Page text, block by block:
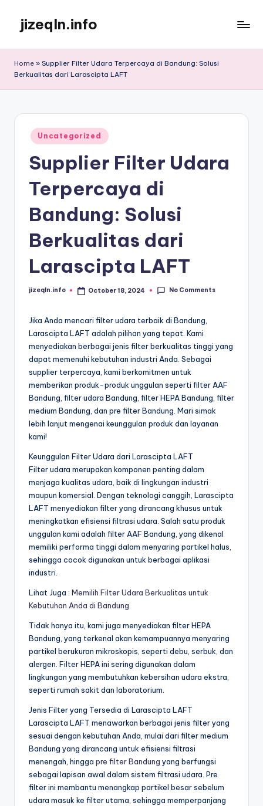
content
jizeqln.info
Untuk
Home » Supplier Filter Udara Terpercaya di Bandung: Solusi
Berkualitas dari Larascipta LAFT
Posted
in
Uncategorized
Supplier Filter Udara
Terpercaya di
Bandung: Solusi
Berkualitas dari
Larascipta LAFT
Posted
jizeqln.info October 18, 2024 No Comments
Jika Anda mencari filter udara terbaik di Bandung,
Larascipta LAFT adalah pilihan yang tepat. Kami
menyediakan berbagai jenis filter berkualitas tinggi yang
dapat memenuhi kebutuhan industri Anda. Sebagai
supplier terpercaya, kami berkomitmen untuk
memberikan produk-produk unggulan seperti filter AAF
Bandung, filter udara Bandung, filter HEPA Bandung, filter
medium Bandung, dan pre filter Bandung. Mari simak
lebih lanjut mengenai keunggulan produk dan layanan
kami!
Keunggulan Filter Udara dari Larascipta LAFT
Filter udara merupakan komponen penting dalam
menjaga kualitas udara, baik di lingkungan industri
maupun komersial. Dengan teknologi canggih, Larascipta
LAFT menyediakan filter yang dirancang khusus untuk
meningkatkan efisiensi filtrasi udara. Salah satu produk
unggulan kami adalah filter AAF Bandung, yang dikenal
memiliki performa tinggi dalam menyaring partikel halus,
sehingga cocok digunakan untuk berbagai aplikasi
industri.
Lihat Juga : Memilih Filter Udara Berkualitas untuk
Kebutuhan Anda di Bandung
Tidak hanya itu, kami juga menyediakan filter HEPA
Bandung, yang terkenal akan kemampuannya menyaring
partikel berukuran mikroskopis, seperti debu, serbuk, dan
alergen. Filter HEPA ini sering digunakan dalam
lingkungan yang membutuhkan kebersihan udara ekstra,
seperti rumah sakit dan laboratorium.
Jenis Filter yang Tersedia di Larascipta LAFT
Larascipta LAFT menawarkan berbagai jenis filter yang
sesuai dengan kebutuhan Anda, mulai dari filter medium
Bandung yang dirancang untuk efisiensi filtrasi
menengah, hingga pre filter Bandung yang berfungsi
sebagai lapisan awal dalam sistem filtrasi udara. Pre
filter ini membantu menangkap partikel besar sebelum
udara masuk ke filter utama, sehingga memperpanjang